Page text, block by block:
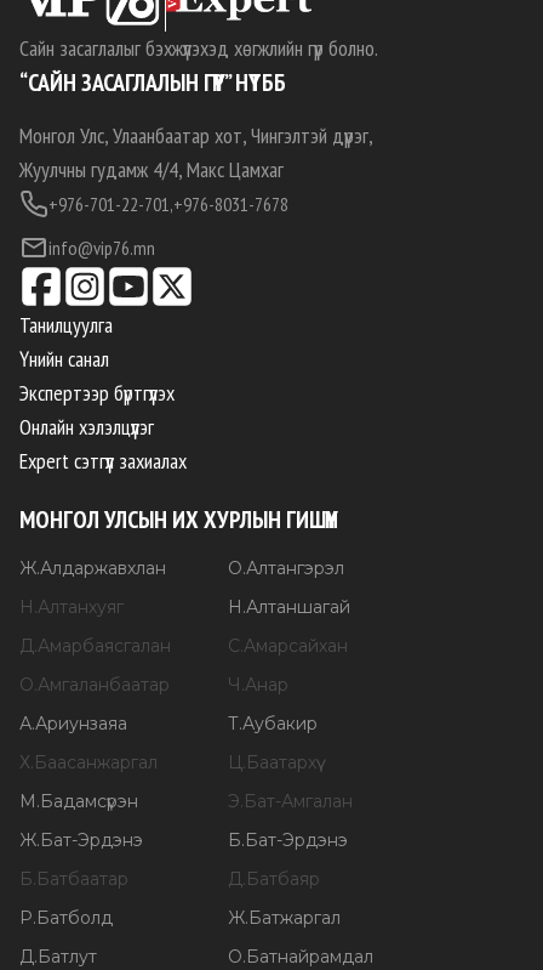
Сайн засаглалыг бэхжүүлэхэд хөгжлийн гүүр болно.
“САЙН ЗАСАГЛАЛЫН ГҮҮР” НҮТББ
Монгол Улс, Улаанбаатар хот, Чингэлтэй дүүрэг,
Жуулчны гудамж 4/4, Макс Цамхаг
+976-701-22-701,+976-8031-7678
info@vip76.mn
Танилцуулга
Үнийн санал
Экспертээр бүртгүүлэх
Онлайн хэлэлцүүлэг
Expert сэтгүүл захиалах
МОНГОЛ УЛСЫН ИХ ХУРЛЫН ГИШҮҮН
Ж.Алдаржавхлан О.Алтангэрэл
Н.Алтанхуяг Н.Алтаншагай
Д.Амарбаясгалан С.Амарсайхан
О.Амгаланбаатар Ч.Анар
А.Ариунзаяа Т.Аубакир
Х.Баасанжаргал Ц.Баатархүү
М.Бадамсүрэн Э.Бат-Амгалан
Ж.Бат-Эрдэнэ Б.Бат-Эрдэнэ
Б.Батбаатар Д.Батбаяр
Р.Батболд Ж.Батжаргал
Д.Батлут О.Батнайрамдал